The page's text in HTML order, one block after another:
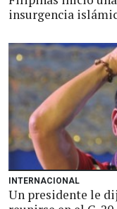
insurgencia
INTERNACIONAL
Un presidente le